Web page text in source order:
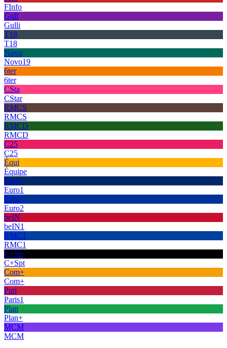
FInfo
Gull
Gulli
T18
T18
Novo
Novo19
6ter
6ter
CSta
CStar
RMCS
RMCS
RMCD
RMCD
C25
C25
Équi
Équipe
Euro
Euro1
Euro
Euro2
beIN
beIN1
RMC1
RMC1
C+Sp
C+Spt
Com+
Com+
Pari
Paris1
Plan
Plan+
MCM
MCM